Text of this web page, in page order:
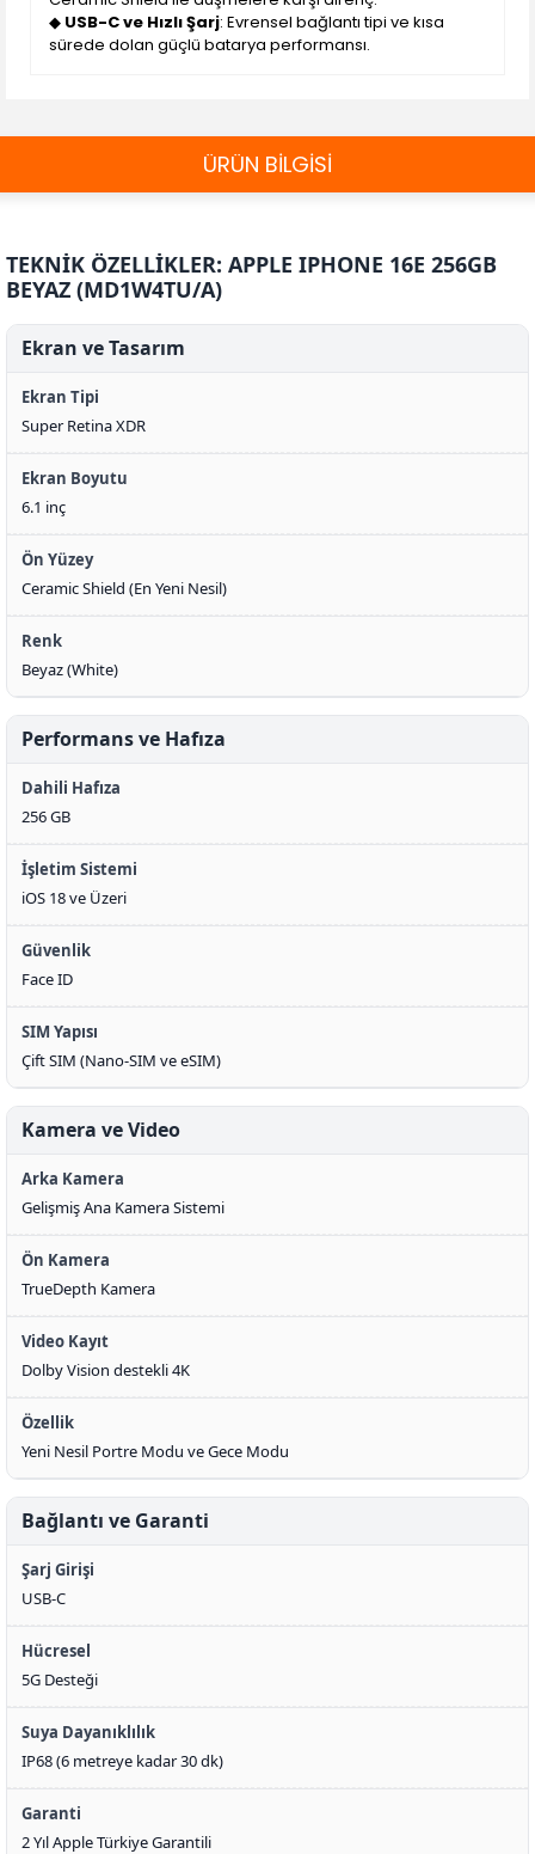
◆ USB-C ve Hızlı Şarj: Evrensel bağlantı tipi ve kısa
sürede dolan güçlü batarya performansı.
ÜRÜN BİLGİSİ
TEKNİK ÖZELLİKLER: APPLE IPHONE 16E 256GB
BEYAZ (MD1W4TU/A)
Ekran ve Tasarım
Ekran Tipi
Super Retina XDR
Ekran Boyutu
6.1 inç
Ön Yüzey
Ceramic Shield (En Yeni Nesil)
Renk
Beyaz (White)
Performans ve Hafıza
Dahili Hafıza
256 GB
İşletim Sistemi
iOS 18 ve Üzeri
Güvenlik
Face ID
SIM Yapısı
Çift SIM (Nano-SIM ve eSIM)
Kamera ve Video
Arka Kamera
Gelişmiş Ana Kamera Sistemi
Ön Kamera
TrueDepth Kamera
Video Kayıt
Dolby Vision destekli 4K
Özellik
Yeni Nesil Portre Modu ve Gece Modu
Bağlantı ve Garanti
Şarj Girişi
USB-C
Hücresel
5G Desteği
Suya Dayanıklılık
IP68 (6 metreye kadar 30 dk)
Garanti
2 Yıl Apple Türkiye Garantili